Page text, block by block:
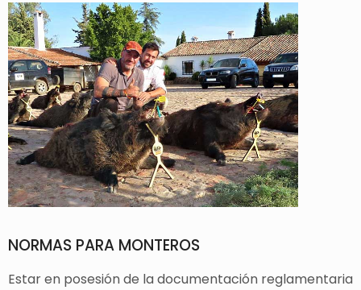
NORMAS PARA MONTEROS
Estar en posesión de la documentación reglamentaria